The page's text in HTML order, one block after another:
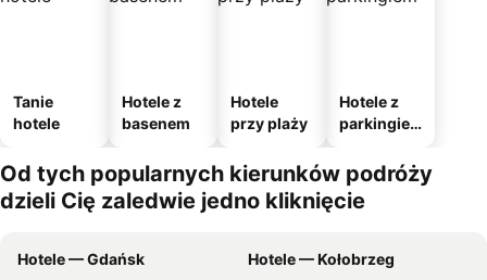
Tanie
hotele
Hotele z
basenem
Hotele
przy plaży
Hotele z
parkingie
Od tych popularnych kierunków podróży
dzieli Cię zaledwie jedno kliknięcie
Hotele — Gdańsk
Hotele — Kołobrzeg